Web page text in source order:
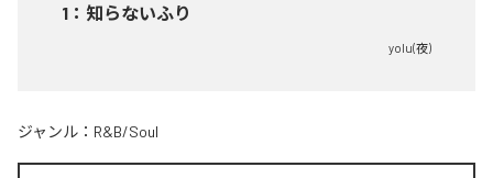
1 ： 知らないふり
yolu(夜)
ジャンル： R&B/Soul